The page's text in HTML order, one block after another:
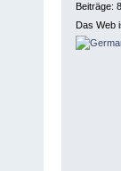
Beiträge:
Das Web